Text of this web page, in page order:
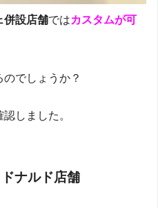
併設店舗ではカスタムが可
でしょうか？
しました。
ナルド店舗